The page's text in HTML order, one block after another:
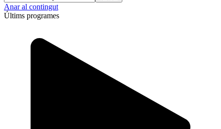
Anar al contingut
Últims programes